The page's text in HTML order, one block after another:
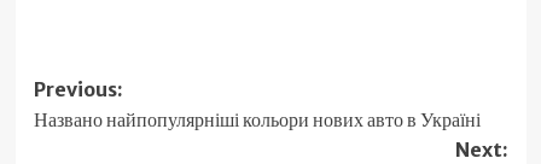
Post
navigation
Previous:
Названо найпопулярніші кольори нових авто в Україні
Next: